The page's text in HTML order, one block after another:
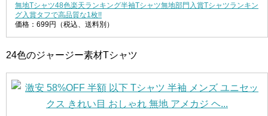
無地Tシャツ48色楽天ランキング半袖Tシャツ無地部門入賞Tシャツランキン
グ入賞タフで高品質な1枚!!
価格：699円（税込、送料別）
24色のジャージー素材Tシャツ